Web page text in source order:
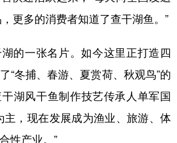
更多的消费者知道了查干湖鱼。”
一张名片。如今这里正打造四
“冬捕、春游、夏赏荷、秋观鸟”的
湖风干鱼制作技艺传承人单军国
主，现在发展成为渔业、旅游、体
性产业。”